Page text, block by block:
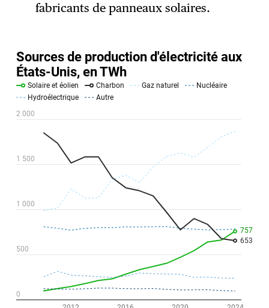
fabricants de panneaux solaires.